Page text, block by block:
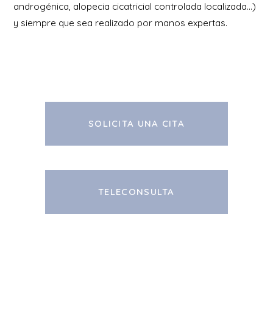
androgénica, alopecia cicatricial controlada localizada…)
y siempre que sea realizado por manos expertas.
SOLICITA UNA CITA
TELECONSULTA